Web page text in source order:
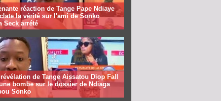
réaction de Tange Pape Ndiaye
la vérité sur l'ami de Sonko
Seck arrété
de Tange Aissatou Diop Fall
bombe sur le dossier de Ndiaga
Sonko